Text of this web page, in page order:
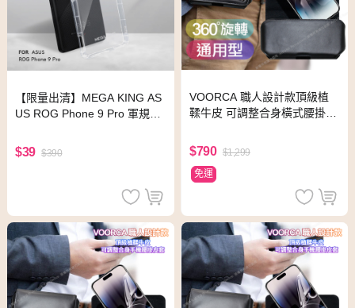
【限量出清】MEGA KING AS
US ROG Phone 9 Pro 軍規空
$39 $390
VOORCA 職人設計款頂級植
鞣牛皮 可調整合身橫式腰掛皮
6D Ultimate AI2201
$790 $1,299
免運